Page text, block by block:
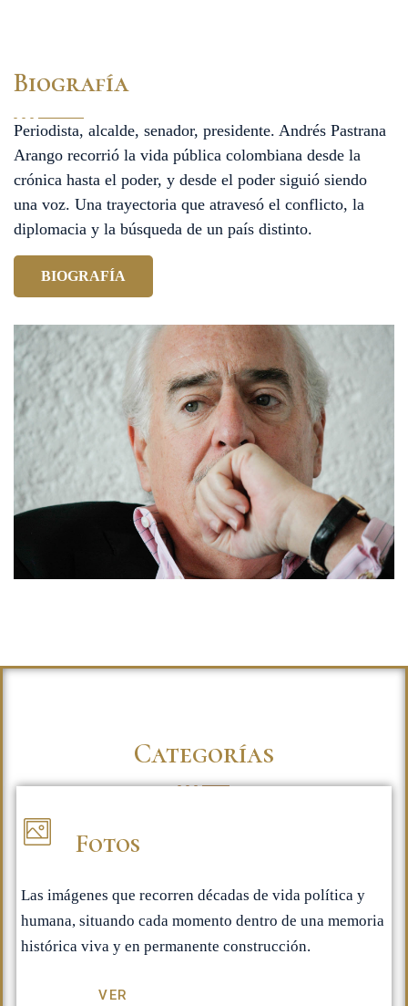
Biografía
Periodista, alcalde, senador, presidente. Andrés Pastrana
Arango recorrió la vida pública colombiana desde la
crónica hasta el poder, y desde el poder siguió siendo
una voz. Una trayectoria que atravesó el conflicto, la
diplomacia y la búsqueda de un país distinto.
BIOGRAFÍA
Categorías
Fotos
Las imágenes que recorren décadas de vida política y
humana, situando cada momento dentro de una memoria
histórica viva y en permanente construcción.
VER